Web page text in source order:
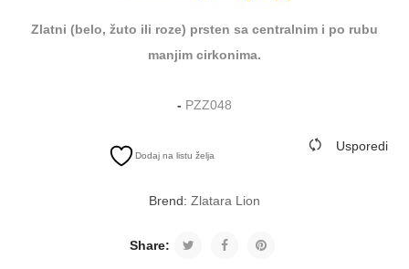
Zlatni (belo, žuto ili roze) prsten sa centralnim i po rubu
manjim cirkonima.
- PZZ048
Dodaj na listu želja
Usporedi
Brend: Zlatara Lion
Share: